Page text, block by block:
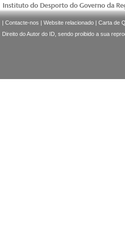
| Contacte-nos | Website relacionado | Carta de
Direito do Autor do ID, sendo proibido a sua